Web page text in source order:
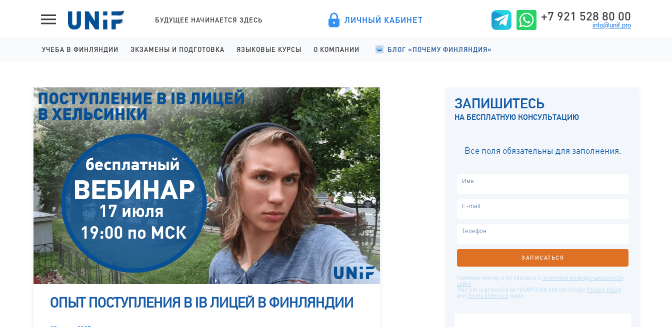
БУДУЩЕЕ НАЧИНАЕТСЯ ЗДЕСЬ ЛИЧНЫЙ КАБИНЕТ +7 921 528 80 00
info@unif.pro
УЧЕБА В ФИНЛЯНДИИ
КОЛЛЕДЖИ НА АНГЛИЙСКОМ
УНИВЕРСИТЕТЫ НА АНГЛИЙСКОМ
КОЛЛЕДЖИ НА ФИНСКОМ
ЭКЗАМЕНЫ И ПОДГОТОВКА
YKI ПОДГОТОВКА И РЕГИСТРАЦИЯ
ЯЗЫКОВЫЕ КУРСЫ
АНГЛИЙСКИЙ ДЛЯ ШКОЛЬНИКОВ
АНГЛИЙСКИЙ ДЛЯ СТАРШЕКЛАССНИКОВ
АНГЛИЙСКИЙ ДЛЯ ВЗРОСЛЫХ
ФИНСКИЙ ДЛЯ ПОСТУПАЮЩИХ
О КОМПАНИИ
ПРАВОВЫЕ ДОКУМЕНТЫ
СОТРУДНИЧЕСТВО
БЛОГ «ПОЧЕМУ ФИНЛЯНДИЯ»
СТУДЕНЧЕСКАЯ ЖИЗНЬ
ОПЫТ ПОСТУПЛЕНИЯ В IB ЛИЦЕЙ В ФИНЛЯНДИИ
ЗАПИШИТЕСЬ
НА БЕСПЛАТНУЮ КОНСУЛЬТАЦИЮ